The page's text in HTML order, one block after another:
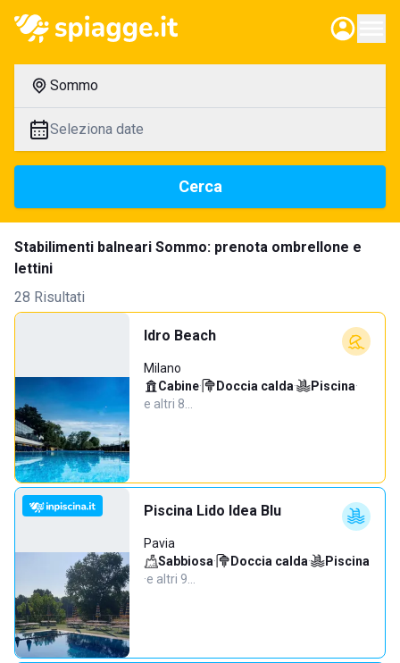
Sommo
Seleziona date
Cerca
Stabilimenti balneari Sommo: prenota ombrellone e
lettini
28 Risultati
Idro Beach
Milano
Cabine· Doccia calda· Piscina·
e altri 8…
Piscina Lido Idea Blu
Pavia
Sabbiosa· Doccia calda·
Piscina
·e altri 9…